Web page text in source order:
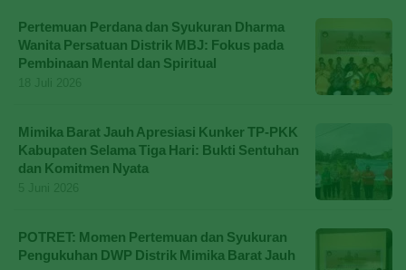
Pertemuan Perdana dan Syukuran Dharma
Wanita Persatuan Distrik MBJ: Fokus pada
Pembinaan Mental dan Spiritual
Mimika Barat Jauh Apresiasi Kunker TP-PKK
Kabupaten Selama Tiga Hari: Bukti Sentuhan
dan Komitmen Nyata
POTRET: Momen Pertemuan dan Syukuran
Pengukuhan DWP Distrik Mimika Barat Jauh